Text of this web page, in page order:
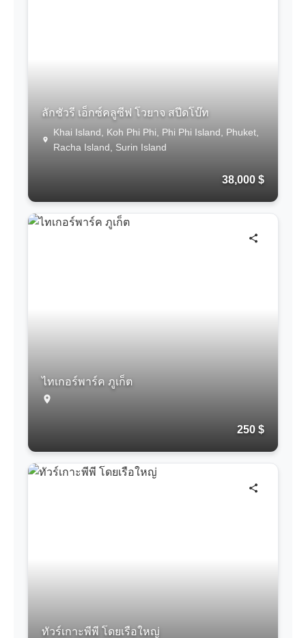
ลักชัวรี เอ็กซ์คลูซีฟ โวยาจ สปีดโบ๊ท
Khai Island, Koh Phi Phi, Phi Phi Island, Phuket,
Racha Island, Surin Island
38,000 $
ไทเกอร์พาร์ค ภูเก็ต
250 $
ทัวร์เกาะพีพี โดยเรือใหญ่